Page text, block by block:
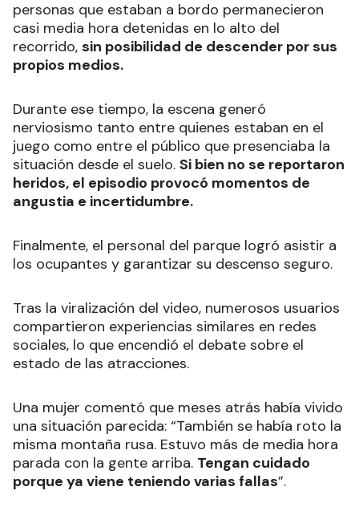
personas que estaban a bordo permanecieron
casi media hora detenidas en lo alto del
recorrido, sin posibilidad de descender por sus
propios medios.
Durante ese tiempo, la escena generó
nerviosismo tanto entre quienes estaban en el
juego como entre el público que presenciaba la
situación desde el suelo. Si bien no se reportaron
heridos, el episodio provocó momentos de
angustia e incertidumbre.
Finalmente, el personal del parque logró asistir a
los ocupantes y garantizar su descenso seguro.
Tras la viralización del video, numerosos usuarios
compartieron experiencias similares en redes
sociales, lo que encendió el debate sobre el
estado de las atracciones.
Una mujer comentó que meses atrás había vivido
una situación parecida: “También se había roto la
misma montaña rusa. Estuvo más de media hora
parada con la gente arriba. Tengan cuidado
porque ya viene teniendo varias fallas”.